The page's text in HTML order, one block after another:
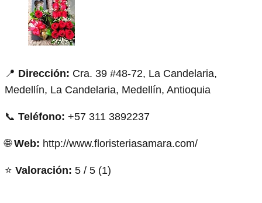
📍 Dirección: Cra. 39 #48-72, La Candelaria,
Medellín, La Candelaria, Medellín, Antioquia
📞 Teléfono: +57 311 3892237
🌐Web: http://www.floristeriasamara.com/
⭐ Valoración: 5 / 5 (1)